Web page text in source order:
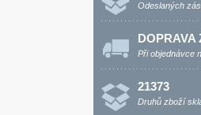
Odeslaných
DOPRAVA
Při objednávce
21373
Druhů zboží